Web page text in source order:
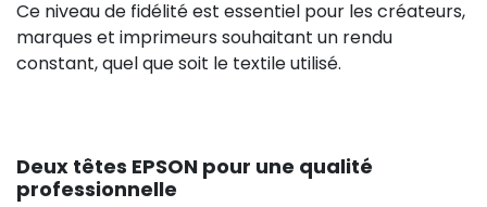
Ce niveau de fidélité est essentiel pour les créateurs,
marques et imprimeurs souhaitant un rendu
constant, quel que soit le textile utilisé.
Deux têtes EPSON pour une qualité
professionnelle